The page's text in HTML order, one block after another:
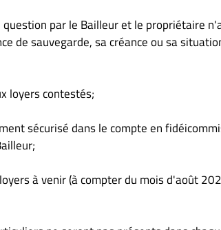
par le Bailleur et le propriétaire
de sauvegarde, sa créance ou sa
loyers contestés;
sécurisé dans le compte en
à venir (à compter du mois d'août